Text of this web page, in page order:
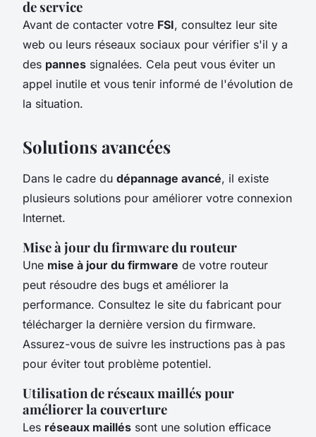
de service
Avant de contacter votre FSI, consultez leur site
web ou leurs réseaux sociaux pour vérifier s'il y a
des pannes signalées. Cela peut vous éviter un
appel inutile et vous tenir informé de l'évolution de
la situation.
Solutions avancées
Dans le cadre du dépannage avancé, il existe
plusieurs solutions pour améliorer votre connexion
Internet.
Mise à jour du firmware du routeur
Une mise à jour du firmware de votre routeur
peut résoudre des bugs et améliorer la
performance. Consultez le site du fabricant pour
télécharger la dernière version du firmware.
Assurez-vous de suivre les instructions pas à pas
pour éviter tout problème potentiel.
Utilisation de réseaux maillés pour
améliorer la couverture
Les réseaux maillés sont une solution efficace